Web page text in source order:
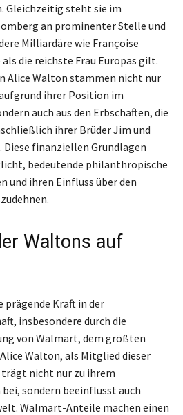
Gleichzeitig steht sie im
an prominenter Stelle und
Milliardäre wie Françoise
die reichste Frau Europas gilt.
Alice Walton stammen nicht nur
ihrer Position im
auch aus den Erbschaften, die
ihrer Brüder Jim und
finanziellen Grundlagen
bedeutende philanthropische
und ihren Einfluss über den
Waltons auf
prägende Kraft in der
insbesondere durch die
von Walmart, dem größten
Walton, als Mitglied dieser
nicht nur zu ihrem
sondern beeinflusst auch
Walmart-Anteile machen einen